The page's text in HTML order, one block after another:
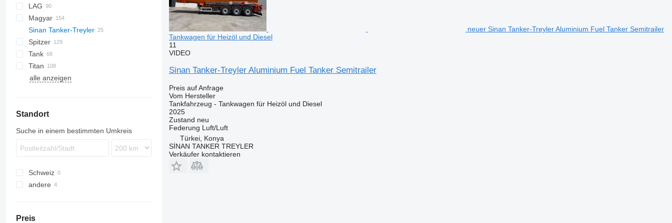
Lebensmittelauflieger
NG
BPDO
BPO
LPG
TF
EUT
KIP
TSA
ASW
TX
Stralis
Modulo
TSA
SSK
SSL
STB
STS
LAG
0-3
GSA
O-3
TGS
Magyar
S-series
SR
SA
SL
L-series
CM
MACOLA
SCT
TS
Sinan Tanker-Treyler
Spitzer
SF
SK
LPG
OPL 38
Tank
Titan
SP
ADR
97
NS
LPG
alle anzeigen
Standort
Suche in einem bestimmten Umkreis
Schweiz
andere
Preis
neuer Sinan Tanker-Treyler Aluminium Fuel Tanker Semitrailer
Tankwagen für Heizöl und Diesel
11
VIDEO
Sinan Tanker-Treyler Aluminium Fuel Tanker Semitrailer
Preis auf Anfrage
Vom Hersteller
Tankfahrzeug - Tankwagen für Heizöl und Diesel
2025
Zustand neu
Federung Luft/Luft
Türkei, Konya
SİNAN TANKER TREYLER
Verkäufer kontaktieren